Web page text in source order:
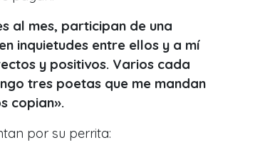
al mes, participan de una
inquietudes entre ellos y a mí
y positivos. Varios cada
tres poetas que me mandan
copian».
por su perrita: